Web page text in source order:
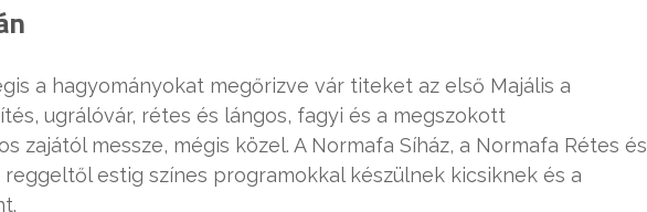
a hagyományokat megőrizve vár titeket az első Majális a
ugrálóvár, rétes és lángos, fagyi és a megszokott
zajától messze, mégis közel. A Normafa Síház, a Normafa Rétes és
reggeltől estig színes programokkal készülnek kicsiknek és a